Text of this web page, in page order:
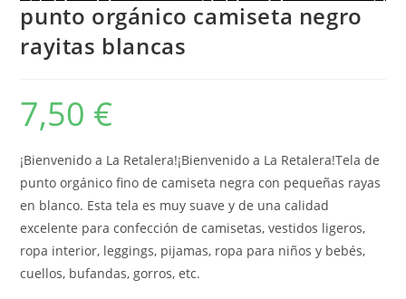
punto orgánico camiseta negro
rayitas blancas
7,50 €
¡Bienvenido a La Retalera!¡Bienvenido a La Retalera!Tela de
punto orgánico fino de camiseta negra con pequeñas rayas
en blanco. Esta tela es muy suave y de una calidad
excelente para confección de camisetas, vestidos ligeros,
ropa interior, leggings, pijamas, ropa para niños y bebés,
cuellos, bufandas, gorros, etc.